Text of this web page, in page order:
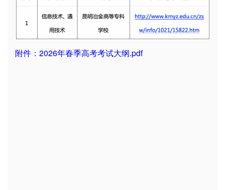
附件：2026年春季高考考试大纲.pdf